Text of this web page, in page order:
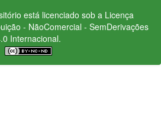
está licenciado sob a Licença
- NãoComercial - SemDerivações
Internacional.